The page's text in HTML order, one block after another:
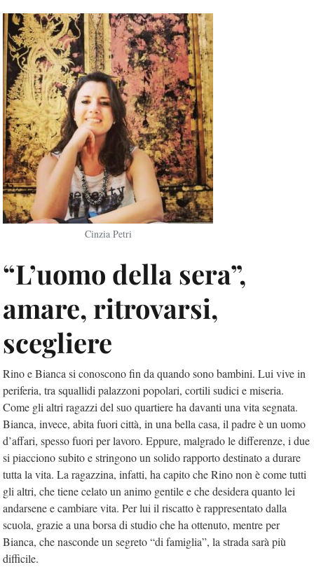
Cinzia Petri
“L’uomo della sera”,
amare, ritrovarsi,
scegliere
Rino e Bianca si conoscono fin da quando sono bambini. Lui vive in
periferia, tra squallidi palazzoni popolari, cortili sudici e miseria.
Come gli altri ragazzi del suo quartiere ha davanti una vita segnata.
Bianca, invece, abita fuori città, in una bella casa, il padre è un uomo
d’affari, spesso fuori per lavoro. Eppure, malgrado le differenze, i due
si piacciono subito e stringono un solido rapporto destinato a durare
tutta la vita. La ragazzina, infatti, ha capito che Rino non è come tutti
gli altri, che tiene celato un animo gentile e che desidera quanto lei
andarsene e cambiare vita. Per lui il riscatto è rappresentato dalla
scuola, grazie a una borsa di studio che ha ottenuto, mentre per
Bianca, che nasconde un segreto “di famiglia”, la strada sarà più
difficile.